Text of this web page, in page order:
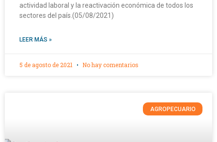
actividad laboral y la reactivación económica de todos los
sectores del país.(05/08/2021)
LEER MÁS »
5 de agosto de 2021 No hay comentarios
AGROPECUARIO